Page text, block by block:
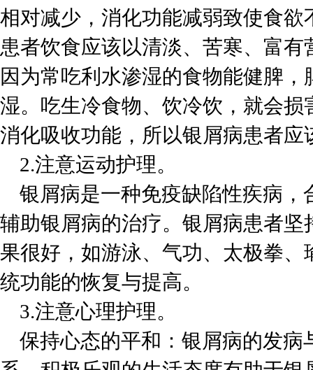
相对减少，消化功能减弱致使食
患者饮食应该以清淡、苦寒、富
因为常吃利水渗湿的食物能健脾
湿。吃生冷食物、饮冷饮，就会
消化吸收功能，所以银屑病患者应
2.注意运动护理。
银屑病是一种免疫缺陷性疾病，
辅助银屑病的治疗。银屑病患者
果很好，如游泳、气功、太极拳
统功能的恢复与提高。
3.注意心理护理。
保持心态的平和：银屑病的发病